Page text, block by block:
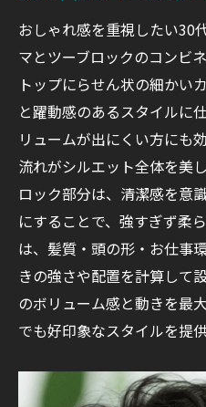
おしゃれ感を重視したい30
マとツーブロックのコンビ
トップにらせん状の細かい
と躍動感のあるスタイルに
リュームが出にくい方にも
流れがシルエット全体を美
ロック部分は、清潔感を意
にすることで、強すぎず柔
は、髪質・頭の形・お仕事
きの強さや配置を計算して
のボリューム感と動きを最
でも好印象なスタイルを提